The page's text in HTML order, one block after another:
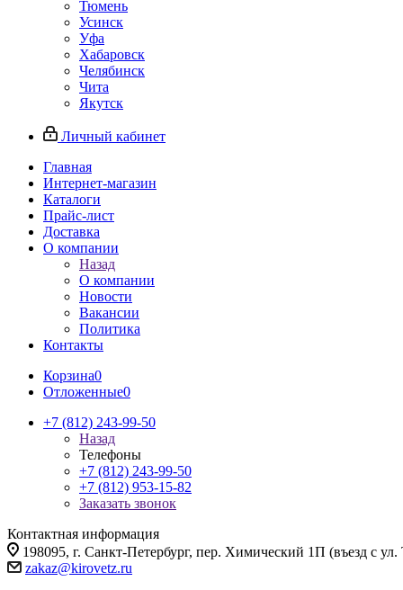
Тюмень
Усинск
Уфа
Хабаровск
Челябинск
Чита
Якутск
Личный кабинет
Главная
Интернет-магазин
Каталоги
Прайс-лист
Доставка
О компании
Назад
О компании
Новости
Вакансии
Политика
Контакты
Корзина0
Отложенные0
+7 (812) 243-99-50
Назад
Телефоны
+7 (812) 243-99-50
+7 (812) 953-15-82
Заказать звонок
Контактная информация
198095, г. Санкт-Петербург, пер. Химический 1П (въезд с
zakaz@kirovetz.ru